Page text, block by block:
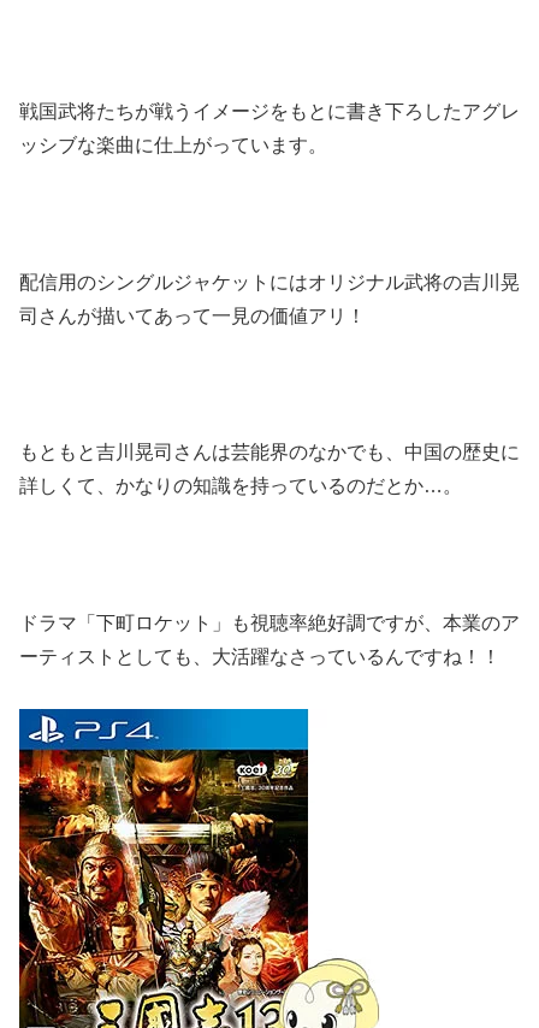
戦国武将たちが戦うイメージをもとに書き下ろしたアグレ
ッシブな楽曲に仕上がっています。
配信用のシングルジャケットにはオリジナル武将の吉川晃
司さんが描いてあって一見の価値アリ！
もともと吉川晃司さんは芸能界のなかでも、中国の歴史に
詳しくて、かなりの知識を持っているのだとか…。
ドラマ「下町ロケット」も視聴率絶好調ですが、本業のア
ーティストとしても、大活躍なさっているんですね！！